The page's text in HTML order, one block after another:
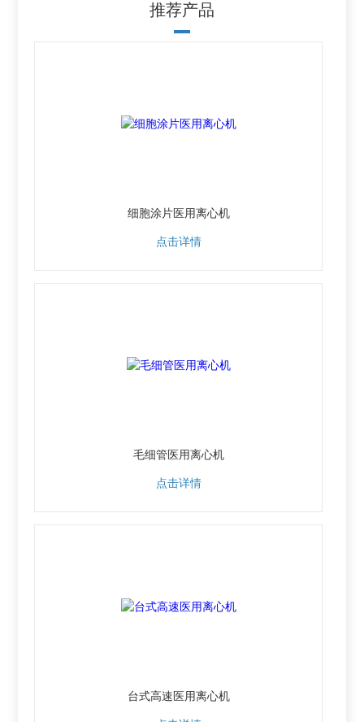
推荐产品
细胞涂片医用离心机
点击详情
毛细管医用离心机
点击详情
台式高速医用离心机